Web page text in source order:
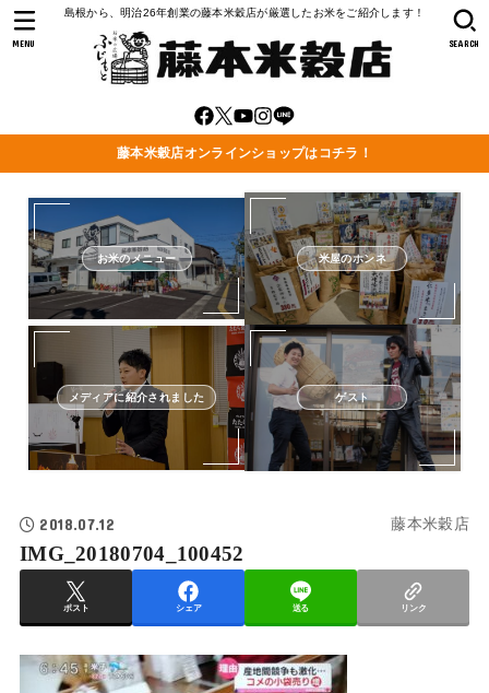
島根から、明治26年創業の藤本米穀店が厳選したお米をご紹介します！
SEARCH
MENU
藤本米穀店オンラインショップはコチラ！
お米のメニュー 米屋のホンネ
メディアに紹介されました ゲスト
2018.07.12 藤本米穀店
IMG_20180704_100452
ポスト シェア 送る リンク